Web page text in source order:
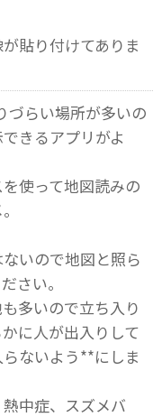
貼り付けてありま
づらい場所が多いの
きるアプリがよ
使って地図読みの
いので地図と照ら
さい。
多いので立ち入り
に人が出入りして
ないよう**にしま
中症、スズメバ